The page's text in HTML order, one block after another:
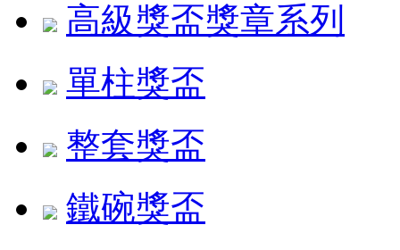
高級獎盃獎章系列
單柱獎盃
整套獎盃
鐵碗獎盃